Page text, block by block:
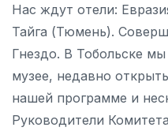
Нас ждут отели:
Тайга (Тюмень).
Гнездо. В Тобольске
музее, недавно
нашей программе и
Руководители